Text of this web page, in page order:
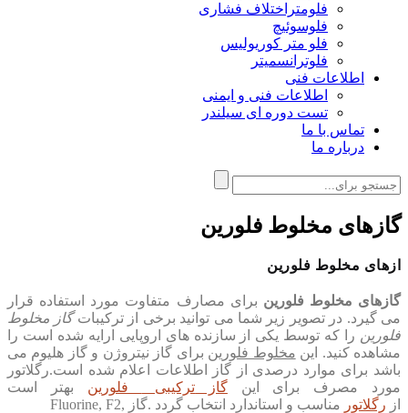
فلومتراختلاف فشاری
فلوسوئیچ
فلو متر کوریولیس
فلوترانسمیتر
اطلاعات فنی
اطلاعات فنی و ایمنی
تست دوره ای سیلندر
تماس با ما
درباره ما
گازهای مخلوط فلورین
ازهای مخلوط فلورین
گازهای مخلوط فلورین برای مصارف متفاوت مورد استفاده قرار
می گیرد. در تصویر زیر شما می توانید برخی از ترکیباتگاز مخلوط
فلورین را که توسط یکی از سازنده های اروپایی ارایه شده است را
مشاهده کنید. این مخلوط فلورین برای گاز نیتروژن و گاز هلیوم می
باشد برای موارد درصدی از گاز اطلاعات اعلام شده است.رگلاتور
مورد مصرف برای اینگاز ترکیبی فلورین بهتر است
از رگلاتور مناسب و استاندارد انتخاب گردد .گاز ,Fluorine, F2